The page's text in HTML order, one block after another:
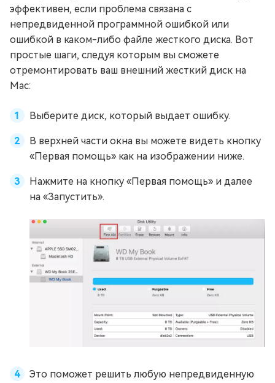
эффективен, если проблема связана с
непредвиденной программной ошибкой или
ошибкой в каком-либо файле жесткого диска. Вот
простые шаги, следуя которым вы сможете
отремонтировать ваш внешний жесткий диск на
Mac:
Выберите диск, который выдает ошибку.
В верхней части окна вы можете видеть кнопку
«Первая помощь» как на изображении ниже.
Нажмите на кнопку «Первая помощь» и далее
на «Запустить».
Это поможет решить любую непредвиденную